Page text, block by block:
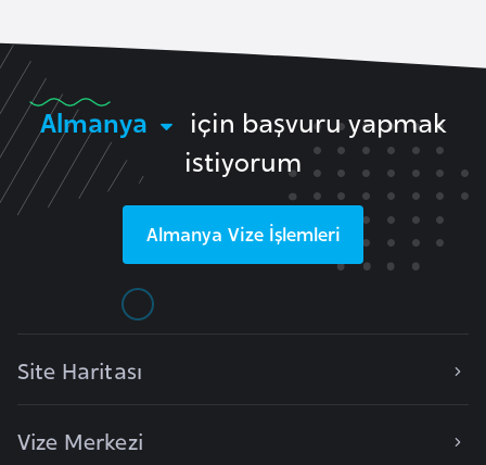
Almanya
için başvuru yapmak
istiyorum
Almanya Vize İşlemleri
Site Haritası
Vize Merkezi
i
y
e
t
i